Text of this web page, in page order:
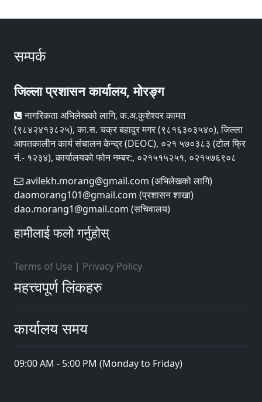
सम्पर्क
जिल्ला प्रशासन कार्यालय, मोरङ्ग
नागरिकता अभिलेखको लागि, क.अ.कुशेश्वर कामत
(९८४२४१३८२५), का.स. चक्र बहादुर मगर (९८१६३०३५४०), जिल्ला
आपतकालीन कार्य संचालन केन्द्र (DEOC), ०२१ ५७०३८३ (टोल फ्रि
नं.- १२३४), कार्यालयको फोन नम्बर:, ०२१५१५२५१, ०२१५७६९०८
avilekh.morang@gmail.com (अभिलेखको लागि)
daomorang101@gmail.com (प्रशासन शाखा)
dao.morang1@gmail.com (सचिवालय)
हामीलाई फलो गर्नुहोस्
Terms of Use | Privacy Policy
महत्त्वपूर्ण लिंकहरु
कार्यालय समय
09:00 AM - 5:00 PM (Monday to Friday)